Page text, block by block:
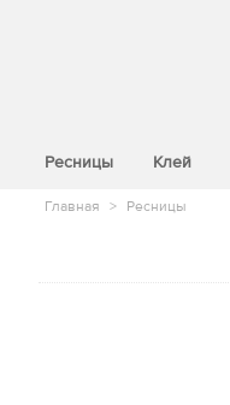
Ресницы Клей
Главная > Ресницы